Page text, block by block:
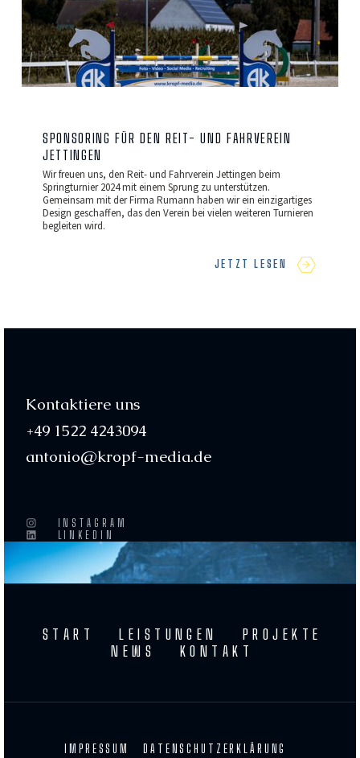
SPONSORING FÜR DEN REIT- UND FAHRVEREIN
JETTINGEN
Wir freuen uns, den Reit- und Fahrverein Jettingen beim
Springturnier 2024 mit einem Sprung zu unterstützen.
Gemeinsam mit der Firma Rumann haben wir ein einzigartiges
Design geschaffen, das den Verein bei vielen weiteren Turnieren
begleiten wird.
JETZT LESEN
Kontaktiere uns
+49 1522 4243094
antonio@kropf-media.de
INSTAGRAM
LINKEDIN
START LEISTUNGEN
PROJEKTE
NEWS
KONTAKT
IMPRESSUM DATENSCHUTZERKLÄRUNG